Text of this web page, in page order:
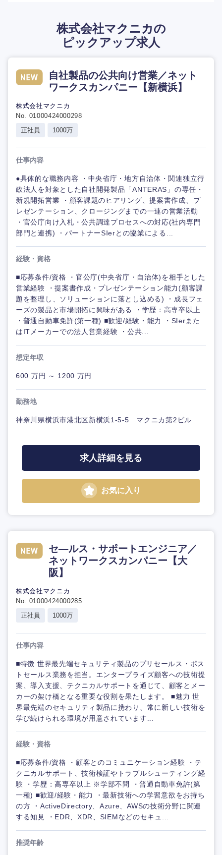
・柔軟な働き方と福利厚生
た、特定の条件を満たせば東京～新横浜間での新幹線通勤
も認められるなど、社員の働きやすさを考慮した手厚い制
度も整っています。
株式会社マクニカの
ピックアップ求人
自社製品の公共向け営業／ネット
ワークスカンパニー【新横浜】
株式会社マクニカ
No. 01000424000298
正社員
1000万
仕事内容
●具体的な職務内容 ・中央省庁・地方自治体・関連独立行
政法人を対象とした自社開発製品「ANTERAS」の専任・
新規開拓営業 ・顧客課題のヒアリング、提案書作成、プ
レゼンテーション、クロージングまでの一連の営業活動
・官公庁向け入札・公共調達プロセスへの対応(社内専門
部門と連携) ・パートナーSIerとの協業による...
経験・資格
■応募条件/資格 ・官公庁(中央省庁・自治体)を相手とした
営業経験 ・提案書作成・プレゼンテーション能力(顧客課
題を整理し、ソリューションに落とし込める) ・成長フェ
ーズの製品と市場開拓に興味がある ・学歴：高専卒以上
・普通自動車免許(第一種) ■歓迎/経験・能力 ・SIerまた
はITメーカーでの法人営業経験 ・公共...
想定年収
600 万円 ～ 1200 万円
勤務地
神奈川県横浜市港北区新横浜1-5-5 マクニカ第2ビル
求人詳細を見る
お気に入り
セ―ルス・サポートエンジニア／
ネットワークスカンパニー【大
阪】
株式会社マクニカ
No. 01000424000285
正社員
1000万
仕事内容
■特徴 世界最先端セキュリティ製品のプリセールス・ポス
トセールス業務を担当。エンタープライズ顧客への技術提
案、導入支援、テクニカルサポートを通じて、顧客とメー
カーの架け橋となる重要な役割を果たします。 ■魅力 世
界最先端のセキュリティ製品に携わり、常に新しい技術を
学び続けられる環境が用意されています...
経験・資格
■応募条件/資格 ・顧客とのコミュニケーション経験 ・テ
クニカルサポート、技術検証やトラブルシューティング経
験 ・学歴：高専卒以上 ※学部不問 ・普通自動車免許(第
一種) ■歓迎/経験・能力 ・最新技術への学習意欲をお持ち
の方 ・ActiveDirectory、Azure、AWSの技術分野に関連
する知見 ・EDR、XDR、SIEMなどのセキュ...
推奨年齢